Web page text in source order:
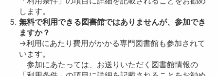
します。
無料で利用できる図書館ではありませんが、参加でき
ますか？
→利用にあたり費用がかかる専門図書館も参加されて
います。
参加にあたっては、お送りいただく図書館情報の